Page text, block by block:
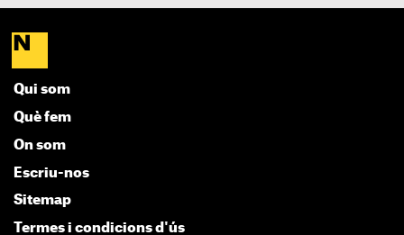
Qui som
Què fem
On som
Escriu-nos
Sitemap
Termes i condicions d'ús